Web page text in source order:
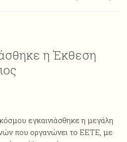
η Έκθεση
εγκαινιάσθηκε η μεγάλη
που οργανώνει το ΕΕΤΕ, με